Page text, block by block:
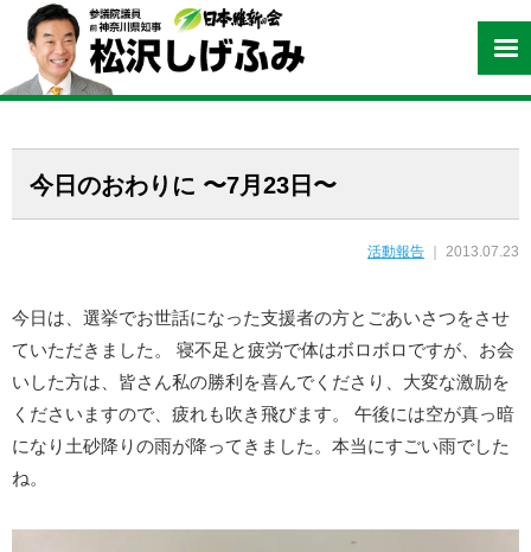
今日のおわりに 〜7月23日〜
活動報告 ｜ 2013.07.23
今日は、選挙でお世話になった支援者の方とごあいさつをさせ
ていただきました。 寝不足と疲労で体はボロボロですが、お会
いした方は、皆さん私の勝利を喜んでくださり、大変な激励を
くださいますので、疲れも吹き飛びます。 午後には空が真っ暗
になり土砂降りの雨が降ってきました。本当にすごい雨でした
ね。